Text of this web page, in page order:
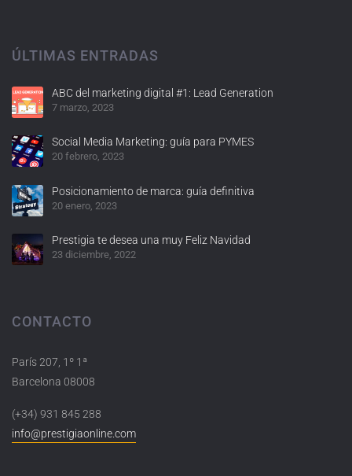
ÚLTIMAS ENTRADAS
ABC del marketing digital #1: Lead Generation
7 marzo, 2023
Social Media Marketing: guía para PYMES
20 febrero, 2023
Posicionamiento de marca: guía definitiva
20 enero, 2023
Prestigia te desea una muy Feliz Navidad
23 diciembre, 2022
CONTACTO
París 207, 1º 1ª
Barcelona 08008
(+34) 931 845 288
info@prestigiaonline.com